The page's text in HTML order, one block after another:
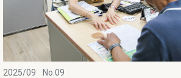
2025/09 No.09